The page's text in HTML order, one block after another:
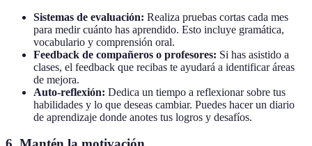
Sistemas de evaluación: Realiza pruebas cortas cada mes
para medir cuánto has aprendido. Esto incluye gramática,
vocabulario y comprensión oral.
Feedback de compañeros o profesores: Si has asistido a
clases, el feedback que recibas te ayudará a identificar áreas
de mejora.
Auto-reflexión: Dedica un tiempo a reflexionar sobre tus
habilidades y lo que deseas cambiar. Puedes hacer un diario
de aprendizaje donde anotes tus logros y desafíos.